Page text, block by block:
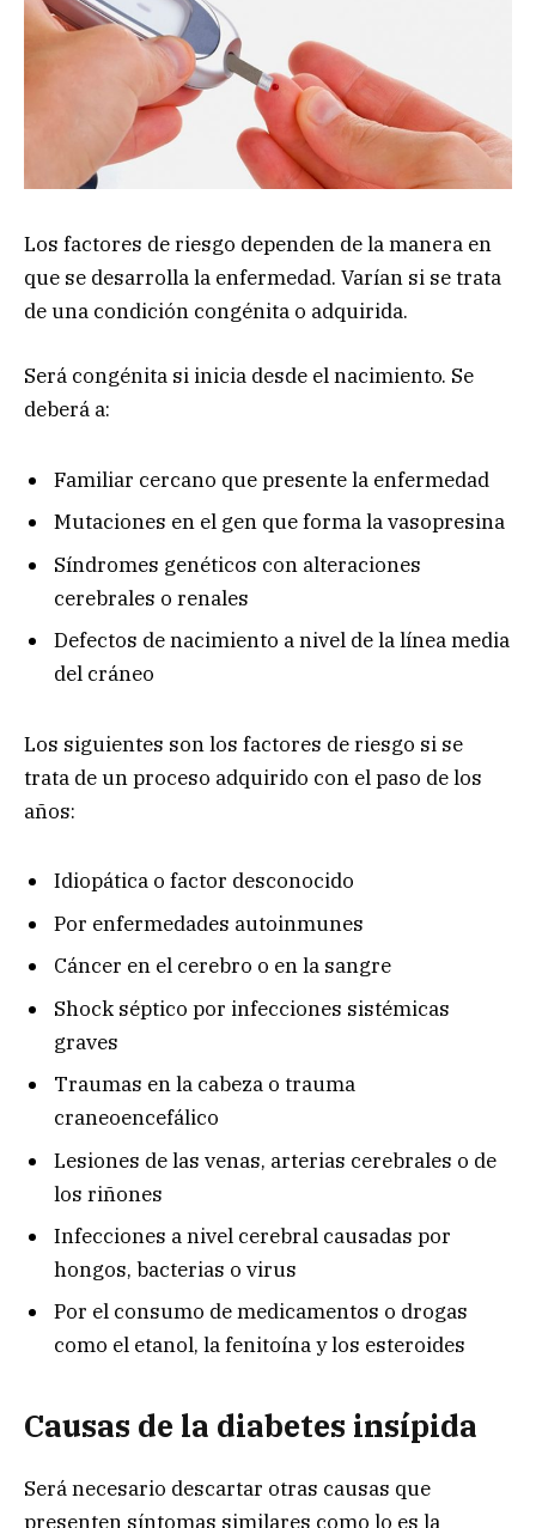
Los factores de riesgo dependen de la manera en
que se desarrolla la enfermedad. Varían si se trata
de una condición congénita o adquirida.
Será congénita si inicia desde el nacimiento. Se
deberá a:
Familiar cercano que presente la enfermedad
Mutaciones en el gen que forma la vasopresina
Síndromes genéticos con alteraciones
cerebrales o renales
Defectos de nacimiento a nivel de la línea media
del cráneo
Los siguientes son los factores de riesgo si se
trata de un proceso adquirido con el paso de los
años:
Idiopática o factor desconocido
Por enfermedades autoinmunes
Cáncer en el cerebro o en la sangre
Shock séptico por infecciones sistémicas
graves
Traumas en la cabeza o trauma
craneoencefálico
Lesiones de las venas, arterias cerebrales o de
los riñones
Infecciones a nivel cerebral causadas por
hongos, bacterias o virus
Por el consumo de medicamentos o drogas
como el etanol, la fenitoína y los esteroides
Causas de la diabetes insípida
Será necesario descartar otras causas que
presenten síntomas similares como lo es la